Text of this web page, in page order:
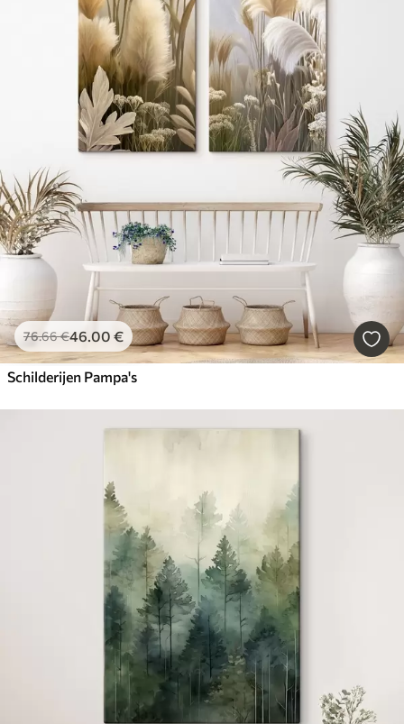
76.66€46.00 €
Schilderijen Pampa's